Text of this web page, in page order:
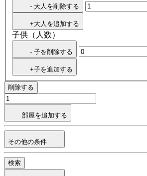
- 大人を削除する
+大人を追加する
子供（人数）
- 子を削除する
+子を追加する
削除する
部屋を追加する
その他の条件
検索